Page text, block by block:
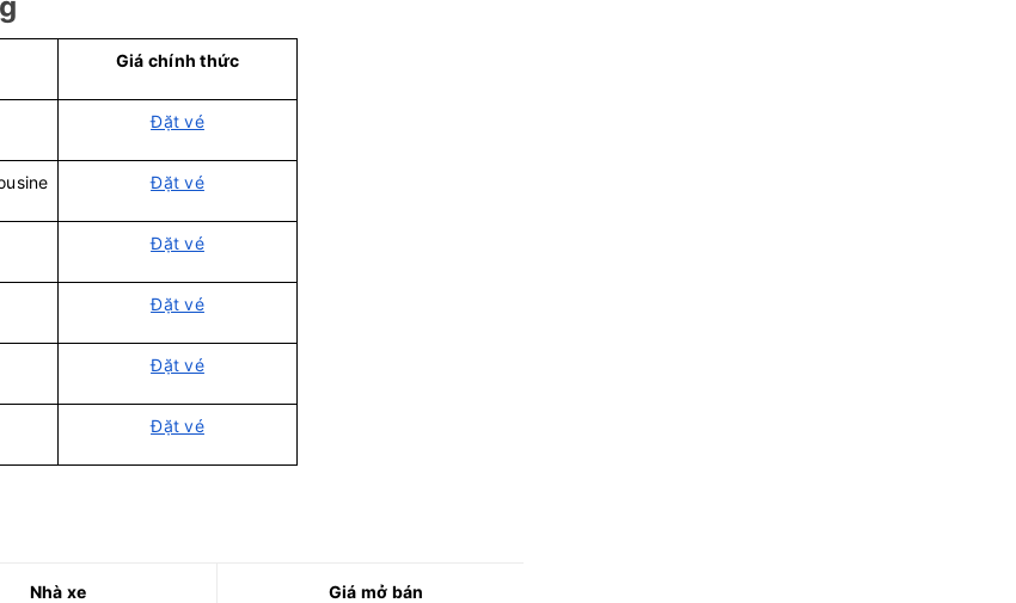
Giá chính thức
Đặt vé
Đặt vé
Đặt vé
Đặt vé
Đặt vé
Đặt vé
Nhà xe Giá mở bán